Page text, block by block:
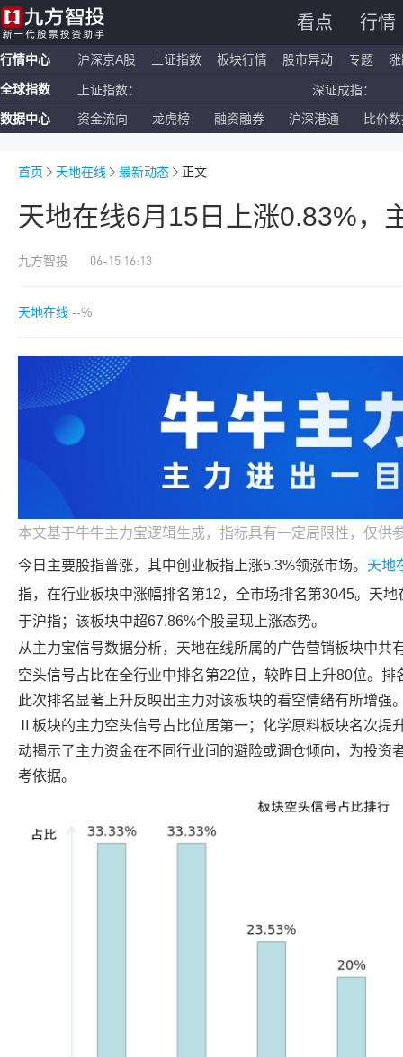
看点 行情
行情中心 沪深京A股 上证指数 板块行情 股市异动 专题
全球指数 上证指数： 深证成指：
恒生指数： 国企指数：
数据中心 资金流向 龙虎榜 融资融券 沪深港通 比价
首页 天地在线 最新动态 正文
天地在线6月15日上涨0.83%，
九方智投 06-15 16:13
天地在线 --%
本文基于牛牛主力宝逻辑生成，指标具有一定局限性，仅供
今日主要股指普涨，其中创业板指上涨5.3%领涨市场。 天地
指，在行业板块中涨幅排名第12，全市场排名第3045。 天地
于沪指；该板块中超67.86%个股呈现上涨态势。
从主力宝信号数据分析， 天地在线所属的广告营销板块中共
空头信号占比在全行业中排名第22位，较昨日上升80位。
此次排名显著上升反映出主力对该板块的看空情绪有所增强
Ⅱ板块的主力空头信号占比位居第一；化学原料板块名次提
动揭示了主力资金在不同行业间的避险或调仓倾向，为投资
考依据。